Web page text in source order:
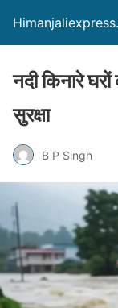
नदी किनारे
सुरक्षा
B P Singh